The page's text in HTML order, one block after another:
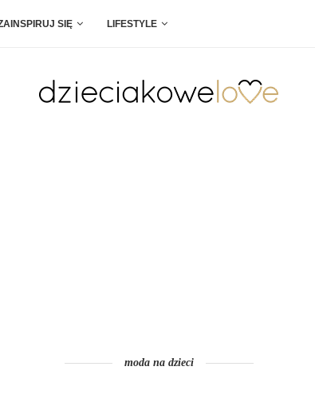
SIĘ LIFESTYLE
moda na dzieci